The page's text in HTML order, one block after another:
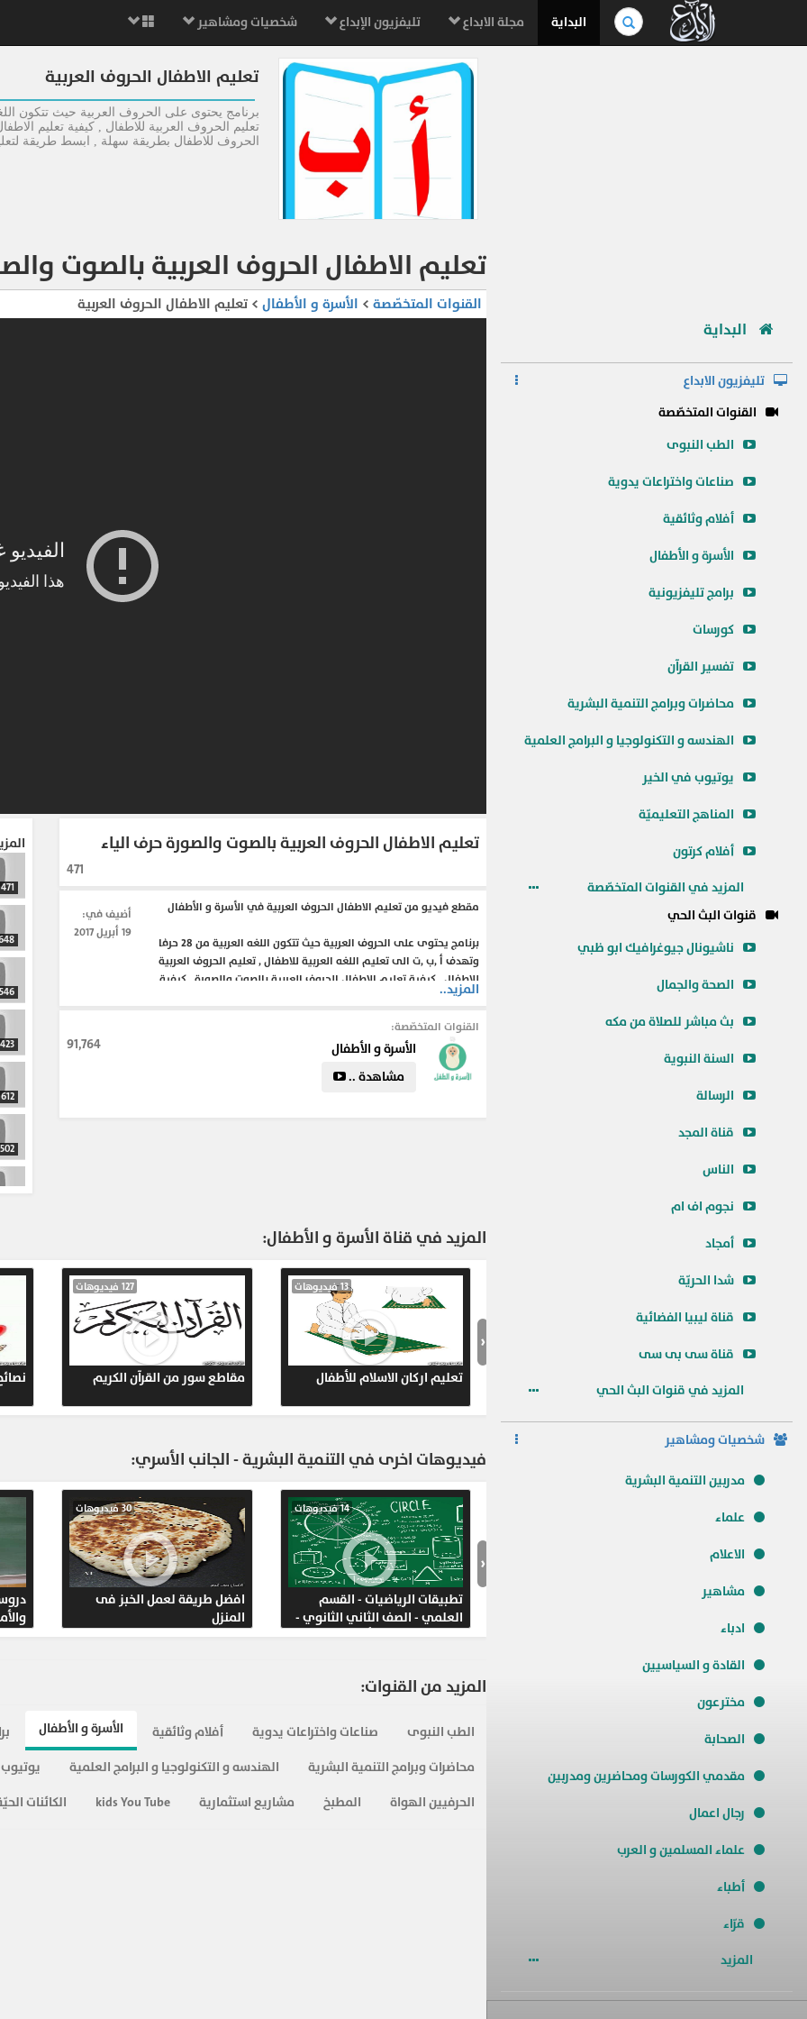
بحث
في
الموسوعة..
البداية مجلة الابداع تليفزيون الإبداع شخصيات ومشاهير
البداية
تليفزيون الابداع
القنوات المتخصّصة
الطب النبوى
صناعات واختراعات يدوية
أفلام وثائقية
الأسرة و الأطفال
برامج تليفزيونية
كورسات
تفسير القرآن
محاضرات وبرامج التنمية البشرية
الهندسه و التكنولوجيا و البرامج العلمية
يوتيوب في الخير
المناهج التعليميّة
أفلام كرتون
المزيد في القنوات المتخصّصة
قنوات البث الحي
ناشيونال جيوغرافيك ابو ظبي
الصحة والجمال
بث مباشر للصلاة من مكه
السنة النبوية
الرسالة
قناة المجد
الناس
نجوم اف ام
أمجاد
شدا الحريّة
قناة ليبيا الفضائية
قناة سى بى سى
المزيد في قنوات البث الحي
شخصيات ومشاهير
مدربين التنمية البشرية
علماء
الاعلام
مشاهير
ادباء
القادة و السياسيين
مخترعون
الصحابة
مقدمي الكورسات ومحاضرين ومدربين
رجال اعمال
علماء المسلمين و العرب
أطباء
قرّاء
المزيد
تعليم الاطفال الحروف العربية
تعليم الحروف العربية للاطفال , كيفية تعليم
الحروف للاطفال بطريقة سهلة , ابسط طريقة
تعليم الاطفال الحروف العربية بالصوت
القنوات المتخصّصة > الأسرة و الأطفال > تعليم الاطفال الحروف العربية
تعليم الاطفال الحروف العربية بالصوت والصورة حرف الياء
471
أضيف في:
19 أبريل 2017
مقطع فيديو من تعليم الاطفال الحروف العربية في الأسرة و الأطفال
برنامج يحتوى على الحروف العربية حيث تتكون اللغه العربية من 28 حرفا
وتهدف أ ,ب ,ت الى تعليم اللغه العربية للاطفال , تعليم الحروف العربية
للاطفال , كيفية تعليم الاطفال الحروف العربية بالصوت والصورة , كيفية
تعليم الحروف للاطفال , تعليم الحروف للاطفال بطريقة سهلة , ابسط طريقة
المزيد..
القنوات المتخصّصة:
91,764
الأسرة و الأطفال
مشاهدة ..
471
546
423
612
502
456
438
437
558
500
415
المزيد في قناة الأسرة و الأطفال:
تعليم اركان الاسلام للأطفال
13 فيديوهات
مقاطع سور من القرآن الكريم
127 فيديوهات
‹
فيديوهات اخرى في التنمية البشرية - الجانب الأسري:
تطبيقات الرياضيات - القسم
العلمي - الصف الثاني الثانوي -
الفصل الدراسي الأول
14 فيديوهات
افضل طريقة لعمل الخبز فى
المنزل
30 فيديوهات
‹
المزيد من القنوات:
الطب النبوى صناعات واختراعات يدوية أفلام وثائقية الأسرة و الأطفال
محاضرات وبرامج التنمية البشرية
الهندسه و التكنولوجيا و البرامج العلمية
الحرفيين الهواة
المطبخ مشاريع استثمارية kids You Tube الكائنات